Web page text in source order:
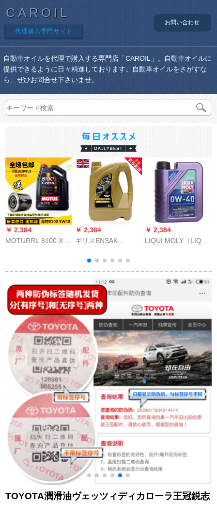
CAROIL
代理購入専門サイト
お問い合わせ
自動車オイルを代理で購入する専門店「CAROIL」。自動車オイルに
提供できるように日々精進しております。自動車オイルをさがすな
ら、ぜひお問合せ下さいませ。
￥ 2,384
MOTURRL 8100 X-
スタ
￥ 2,384
ギリスENSAK
SJ/10 W-40 L
￥ 2,384
LIQUI MOLY（LIQUI
級1 L（ドイツ原装入
力）自動車用品
TOYOTA潤滑油ヴェッツィディカローラ王冠鋭志